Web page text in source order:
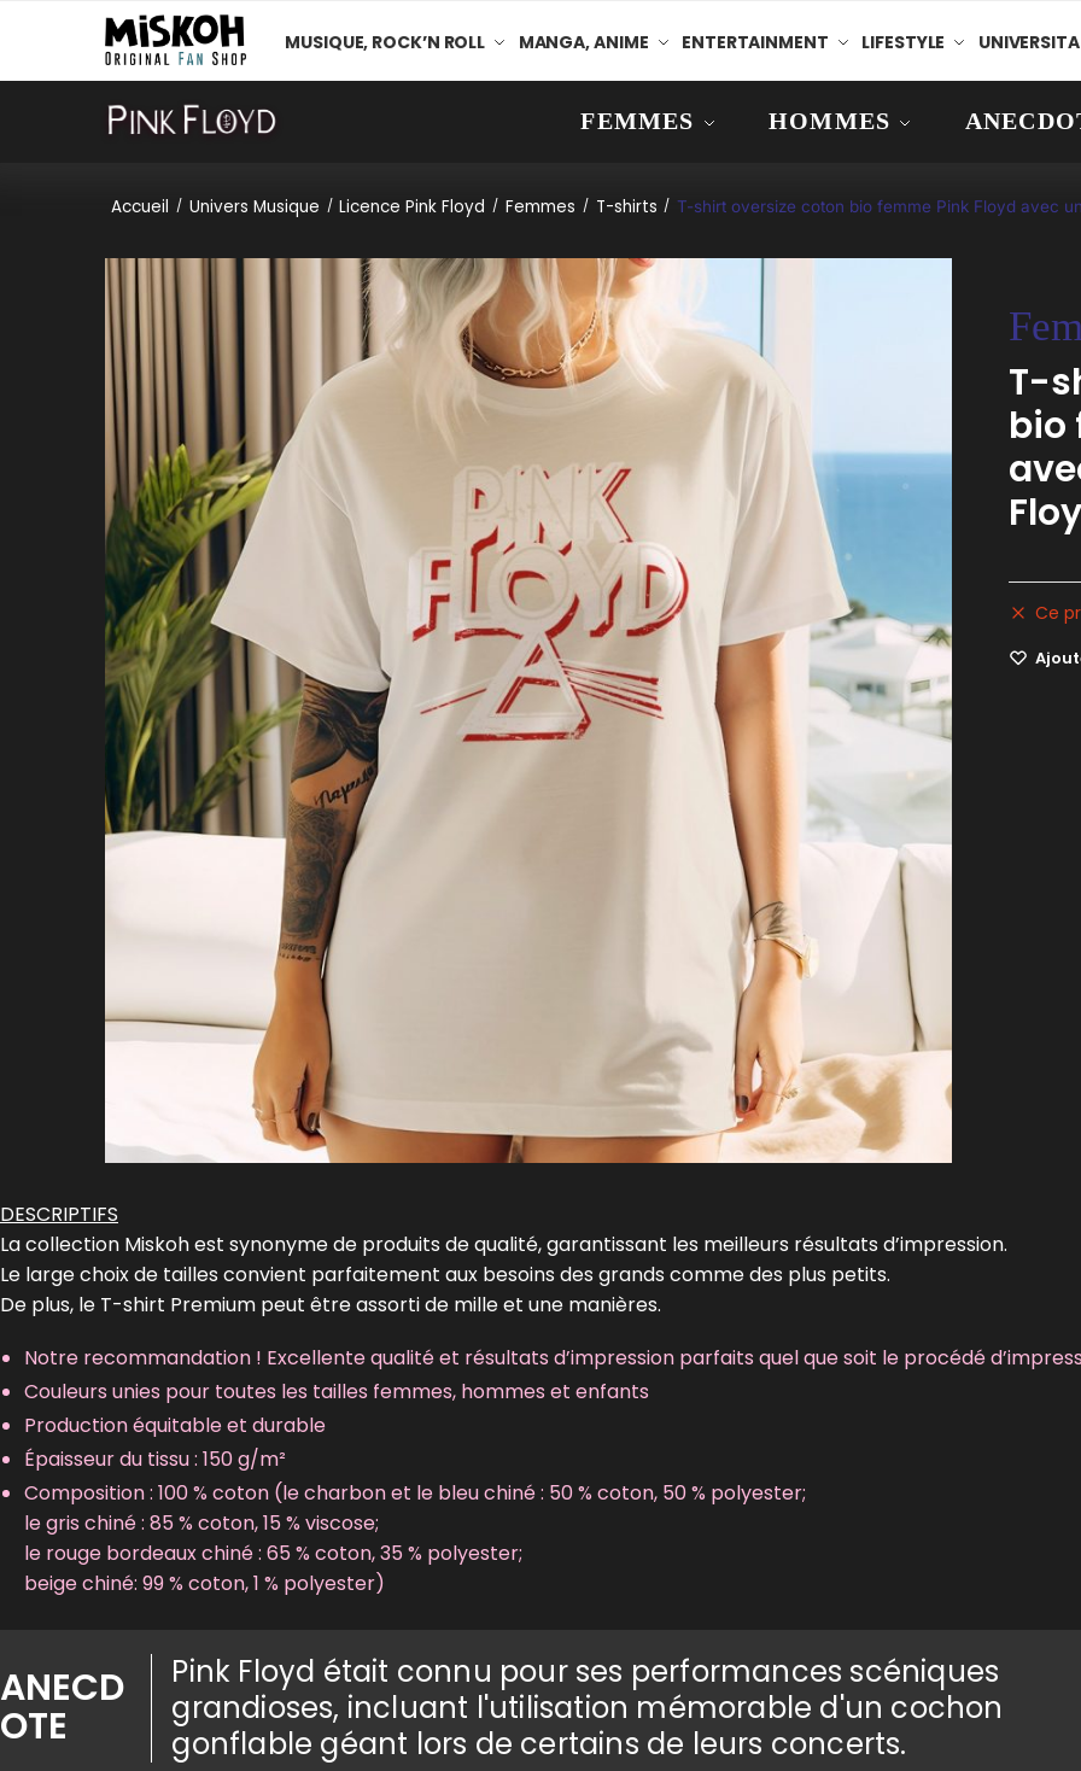
MUSIQUE, ROCK’N ROLL MANGA, ANIME ENTERTAINMENT LIFESTYLE
FEMMES HOMMES
Accueil / Univers Musique / Licence Pink Floyd / Femmes / T-shirts / T-shirt oversize coton bio femme Pink Floyd avec
T-
bio
Ce
DESCRIPTIFS
La collection Miskoh est synonyme de produits de qualité, garantissant les meilleurs résultats d’impression.
Le large choix de tailles convient parfaitement aux besoins des grands comme des plus petits.
De plus, le T-shirt Premium peut être assorti de mille et une manières.
Notre recommandation ! Excellente qualité et résultats d’impression parfaits quel que soit le procédé
Couleurs unies pour toutes les tailles femmes, hommes et enfants
Production équitable et durable
Épaisseur du tissu : 150 g/m²
Composition : 100 % coton (le charbon et le bleu chiné : 50 % coton, 50 % polyester;
le gris chiné : 85 % coton, 15 % viscose;
le rouge bordeaux chiné : 65 % coton, 35 % polyester;
beige chiné: 99 % coton, 1 % polyester)
ANECD
OTE
Pink Floyd était connu pour ses performances scéniques
grandioses, incluant l'utilisation mémorable d'un cochon
gonflable géant lors de certains de leurs concerts.